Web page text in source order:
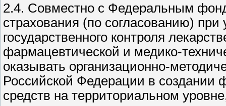
2.4. Совместно с Федеральным
страхования (по согласованию) при
государственного контроля
фармацевтической и медико-
оказывать организационно-
Российской Федерации в создании
средств на территориальном